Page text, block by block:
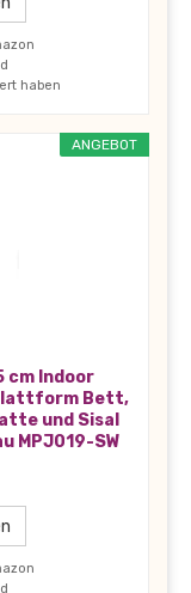
haben
ANGEBOT
cm Indoor
Bett,
und Sisal
MPJ019-SW